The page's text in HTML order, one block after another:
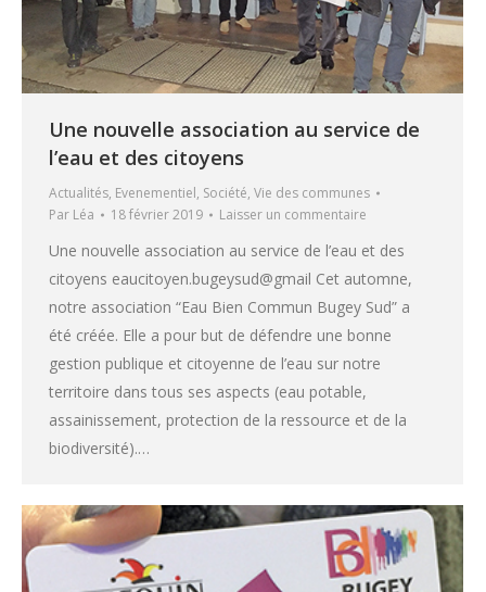
Une nouvelle association au service de
l’eau et des citoyens
Actualités, Evenementiel, Société, Vie des communes
Par Léa 18 février 2019 Laisser un commentaire
Une nouvelle association au service de l’eau et des
citoyens eaucitoyen.bugeysud@gmail Cet automne,
notre association “Eau Bien Commun Bugey Sud” a
été créée. Elle a pour but de défendre une bonne
gestion publique et citoyenne de l’eau sur notre
territoire dans tous ses aspects (eau potable,
assainissement, protection de la ressource et de la
biodiversité).…